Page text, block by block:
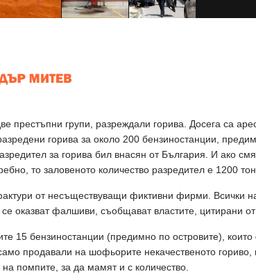
престъпни групи, разреждали горива. Досега са
горива за около 200 бензиностанции,
за горива бил внасян от България. И ако
то заловеното количество разредител е 1200
от несъществуващи фиктивни фирми. Всички
оказват фалшиви, съобщават властите, цитирани от
15 бензиностанции (предимно по островите), които
продавали на шофьорите некачественото гориво,
помпите, за да мамят и с количество.